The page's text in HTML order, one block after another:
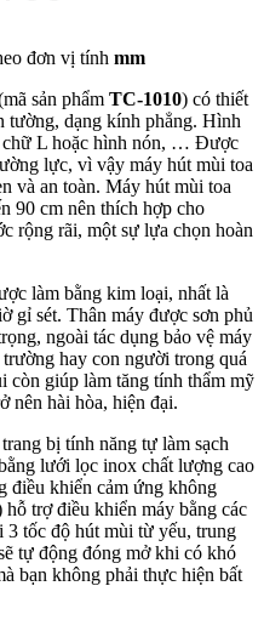
đơn vị tính mm
sản phẩm TC-1010) có thiết
tường, dạng kính phẳng. Hình
chữ L hoặc hình nón, … Được
lực, vì vậy máy hút mùi toa
và an toàn. Máy hút mùi toa
90 cm nên thích hợp cho
rộng rãi, một sự lựa chọn hoàn
làm bằng kim loại, nhất là
gỉ sét. Thân máy được sơn phủ
ngoài tác dụng bảo vệ máy
hay con người trong quá
còn giúp làm tăng tính thẩm mỹ
nên hài hòa, hiện đại.
bị tính năng tự làm sạch
lưới lọc inox chất lượng cao
điều khiển cảm ứng không
trợ điều khiển máy bằng các
tốc độ hút mùi từ yếu, trung
tự động đóng mở khi có khó
bạn không phải thực hiện bất